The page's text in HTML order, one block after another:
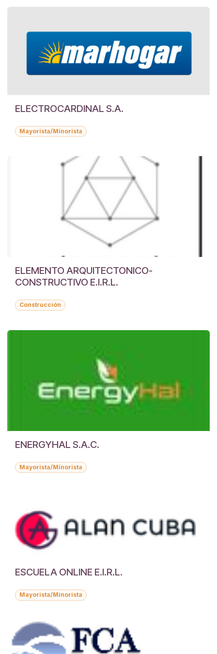
ELECTROCARDINAL S.A.
Mayorista/Minorista
ELEMENTO ARQUITECTONICO-
CONSTRUCTIVO E.I.R.L.
Construcción
ENERGYHAL S.A.C.
Mayorista/Minorista
ESCUELA ONLINE E.I.R.L.
Mayorista/Minorista